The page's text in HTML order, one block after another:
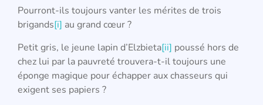
Pourront-ils toujours vanter les mérites de trois
brigands[i] au grand cœur ?
Petit gris, le jeune lapin d’Elzbieta[ii] poussé hors de
chez lui par la pauvreté trouvera-t-il toujours une
éponge magique pour échapper aux chasseurs qui
exigent ses papiers ?